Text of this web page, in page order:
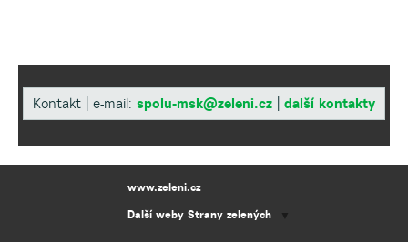
Kontakt | e-mail: spolu-msk@zeleni.cz další kontakty
www.zeleni.cz
Další weby Strany zelených
▼